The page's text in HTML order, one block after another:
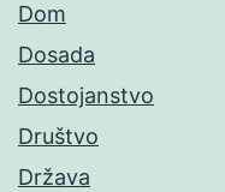
Dom
Dosada
Dostojanstvo
Društvo
Država